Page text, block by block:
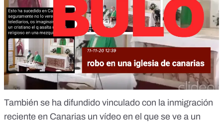
También se ha difundido vinculado con la inmigración
reciente en Canarias un vídeo en el que se ve a un